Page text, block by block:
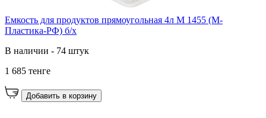
Емкость для продуктов прямоугольная 4л М 1455 (М-
Пластика-РФ) б/х
В наличии - 74 штук
1 685 тенге
Добавить в корзину